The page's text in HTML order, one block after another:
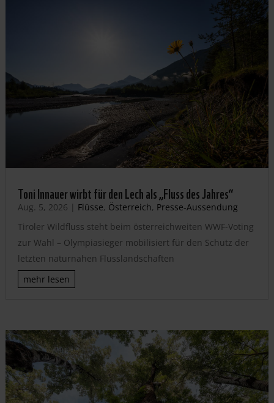
Toni Innauer wirbt für den Lech als „Fluss des Jahres“
Aug. 5, 2026 | Flüsse, Österreich, Presse-Aussendung
Tiroler Wildfluss steht beim österreichweiten WWF-Voting
zur Wahl – Olympiasieger mobilisiert für den Schutz der
letzten naturnahen Flusslandschaften
mehr lesen